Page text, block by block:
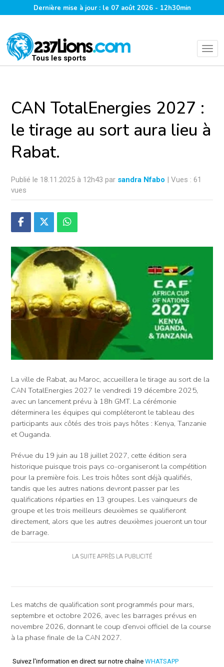
Dernière mise à jour : le 07 août 2026 - 12h30min
Tous les sports
CAN TotalEnergies 2027 :
le tirage au sort aura lieu à
Rabat.
Publié le 18.11.2025 à 12h43 par sandra Nfabo | Vues : 61
vues
La ville de Rabat, au Maroc, accueillera le tirage au sort de la
CAN TotalEnergies 2027 le vendredi 19 décembre 2025,
avec un lancement prévu à 18h GMT. La cérémonie
déterminera les équipes qui compléteront le tableau des
participants aux côtés des trois pays hôtes : Kenya, Tanzanie
et Ouganda.
Prévue du 19 juin au 18 juillet 2027, cette édition sera
historique puisque trois pays co-organiseront la compétition
pour la première fois. Les trois hôtes sont déjà qualifiés,
tandis que les autres nations devront passer par les
qualifications réparties en 13 groupes. Les vainqueurs de
groupe et les trois meilleurs deuxièmes se qualifieront
directement, alors que les autres deuxièmes joueront un tour
de barrage.
LA SUITE APRÈS LA PUBLICITÉ
Les matchs de qualification sont programmés pour mars,
septembre et octobre 2026, avec les barrages prévus en
novembre 2026, donnant le coup d’envoi officiel de la course
à la phase finale de la CAN 2027.
Suivez l'information en direct sur notre chaîne WHATSAPP